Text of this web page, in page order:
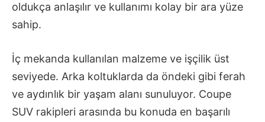
oldukça anlaşılır ve kullanımı kolay bir ara yüze
sahip.
İç mekanda kullanılan malzeme ve işçilik üst
seviyede. Arka koltuklarda da öndeki gibi ferah
ve aydınlık bir yaşam alanı sunuluyor. Coupe
SUV rakipleri arasında bu konuda en başarılı